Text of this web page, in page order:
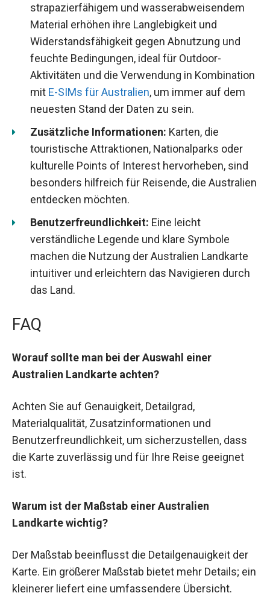
strapazierfähigem und wasserabweisendem
Material erhöhen ihre Langlebigkeit und
Widerstandsfähigkeit gegen Abnutzung und
feuchte Bedingungen, ideal für Outdoor-
Aktivitäten und die Verwendung in Kombination
mit E-SIMs für Australien, um immer auf dem
neuesten Stand der Daten zu sein.
Zusätzliche Informationen: Karten, die
touristische Attraktionen, Nationalparks oder
kulturelle Points of Interest hervorheben, sind
besonders hilfreich für Reisende, die Australien
entdecken möchten.
Benutzerfreundlichkeit: Eine leicht
verständliche Legende und klare Symbole
machen die Nutzung der Australien Landkarte
intuitiver und erleichtern das Navigieren durch
das Land.
FAQ
Worauf sollte man bei der Auswahl einer
Australien Landkarte achten?
Achten Sie auf Genauigkeit, Detailgrad,
Materialqualität, Zusatzinformationen und
Benutzerfreundlichkeit, um sicherzustellen, dass
die Karte zuverlässig und für Ihre Reise geeignet
ist.
Warum ist der Maßstab einer Australien
Landkarte wichtig?
Der Maßstab beeinflusst die Detailgenauigkeit der
Karte. Ein größerer Maßstab bietet mehr Details; ein
kleinerer liefert eine umfassendere Übersicht.